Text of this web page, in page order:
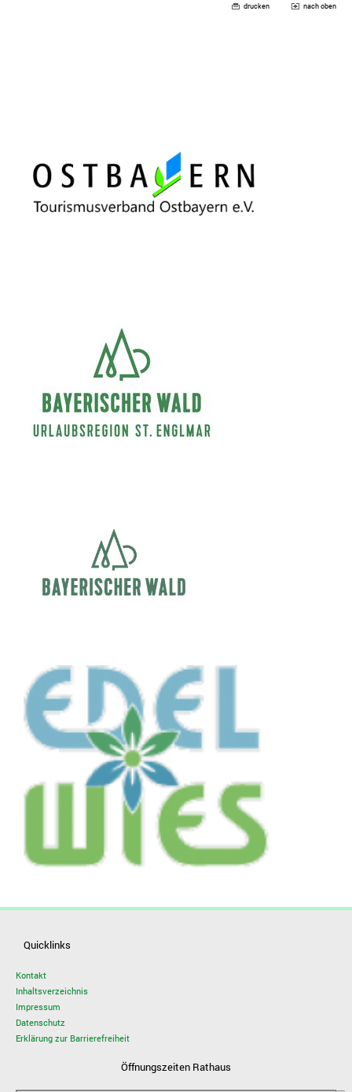
drucken nach oben
Quicklinks
Kontakt
Inhaltsverzeichnis
Impressum
Datenschutz
Erklärung zur Barrierefreiheit
Öffnungszeiten Rathaus